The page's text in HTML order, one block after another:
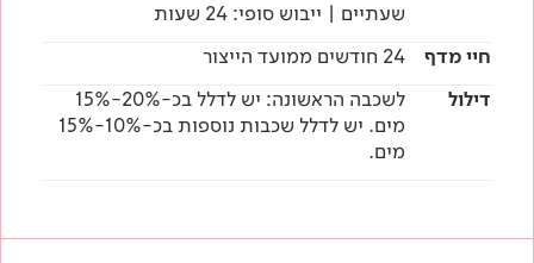
שעתיים | ייבוש סופי: 24 שעות
חיי מדף
24 חודשים ממועד הייצור
דילול
לשכבה הראשונה: יש לדלל בכ-20%-15%
מים. יש לדלל שכבות נוספות בכ-10%-15%
מים.